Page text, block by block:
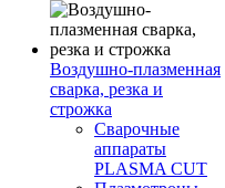
Воздушно-плазменная
сварка, резка и
строжка
Сварочные
аппараты
PLASMA CUT